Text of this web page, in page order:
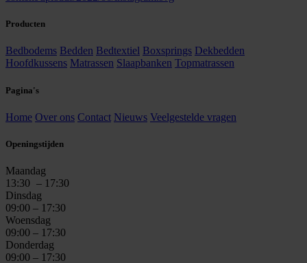
Producten
Bedbodems Bedden Bedtextiel Boxsprings Dekbedden
Hoofdkussens Matrassen Slaapbanken Topmatrassen
Pagina's
Home Over ons Contact Nieuws Veelgestelde vragen
Openingstijden
Maandag
13:30 – 17:30
Dinsdag
09:00 – 17:30
Woensdag
09:00 – 17:30
Donderdag
09:00 – 17:30